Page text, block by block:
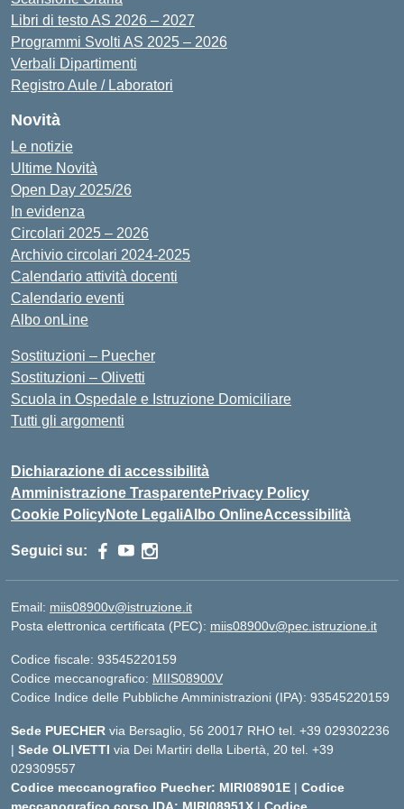
Libri di testo AS 2026 – 2027
Programmi Svolti AS 2025 – 2026
Verbali Dipartimenti
Registro Aule / Laboratori
Novità
Le notizie
Ultime Novità
Open Day 2025/26
In evidenza
Circolari 2025 – 2026
Archivio circolari 2024-2025
Calendario attività docenti
Calendario eventi
Albo onLine
Sostituzioni – Puecher
Sostituzioni – Olivetti
Scuola in Ospedale e Istruzione Domiciliare
Tutti gli argomenti
Dichiarazione di accessibilità
Amministrazione TrasparentePrivacy Policy
Cookie PolicyNote LegaliAlbo OnlineAccessibilità
Seguici su:
Email: miis08900v@istruzione.it
Posta elettronica certificata (PEC): miis08900v@pec.istruzione.it
Codice fiscale: 93545220159
Codice meccanografico: MIIS08900V
Codice Indice delle Pubbliche Amministrazioni (IPA): 93545220159
Sede PUECHER via Bersaglio, 56 20017 RHO tel. +39 029302236
| Sede OLIVETTI via Dei Martiri della Libertà, 20 tel. +39
029309557
Codice meccanografico Puecher: MIRI08901E | Codice